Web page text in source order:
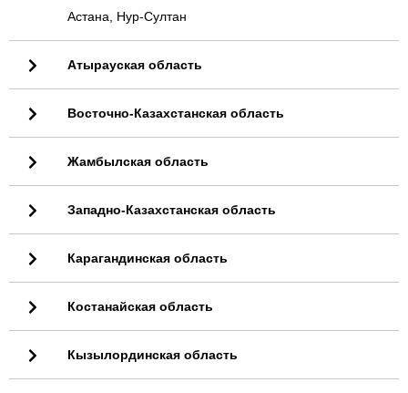
Астана, Нур-Султан
Атырауская область
Восточно-Казахстанская область
Жамбылская область
Западно-Казахстанская область
Карагандинская область
Костанайская область
Кызылординская область